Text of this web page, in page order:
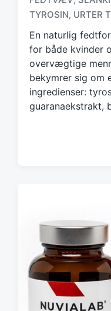
a
g
e
d
w
i
h
TYROSIN, URTER
En naturlig
for både kvinder
overvægtige
bekymrer sig om
ingredienser:
guaranaekstrakt,